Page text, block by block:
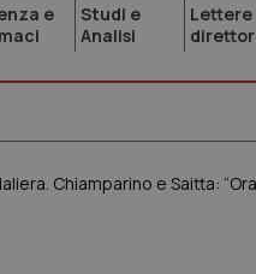
e
Studi e
Analisi
Lettere
Chiamparino e Saitta: